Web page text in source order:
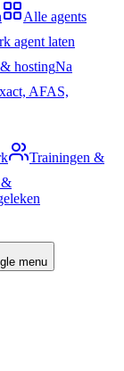
Alle agents
agent laten
hostingNa
AFAS,
Trainingen &
&
menu